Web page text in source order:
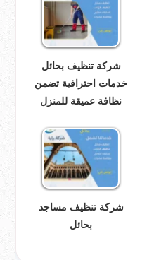
شركة تنظيف بحائل
خدمات احترافية تضمن
نظافة عميقة للمنزل
شركة تنظيف مساجد
بحائل